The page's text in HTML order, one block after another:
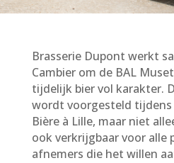
Brasserie Dupont werkt
Cambier om de BAL
tijdelijk bier vol karakter.
wordt voorgesteld tijdens
Bière à Lille, maar niet
ook verkrijgbaar voor alle
afnemers die het willen